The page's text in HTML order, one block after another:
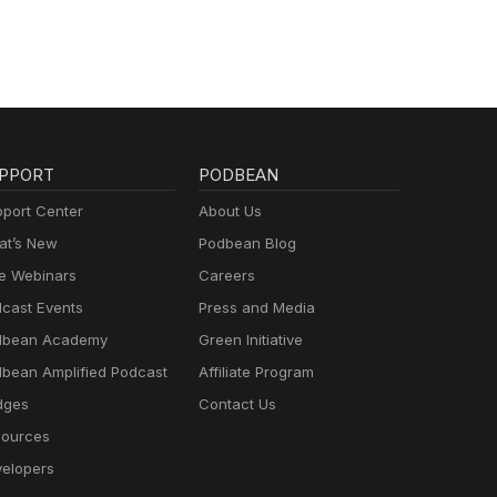
Center
New
Webinars
Events
Academy
Amplified Podcast
PODBEAN
About Us
Podbean Blog
Careers
Press and Media
Green Initiative
Affiliate Program
Contact Us